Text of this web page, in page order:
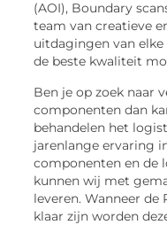
(AOI), Boundary
team van creatieve
uitdagingen van elke
de beste kwaliteit
Ben je op zoek naar
componenten dan
behandelen het
jarenlange ervaring
componenten en de
kunnen wij met
leveren. Wanneer de
klaar zijn worden